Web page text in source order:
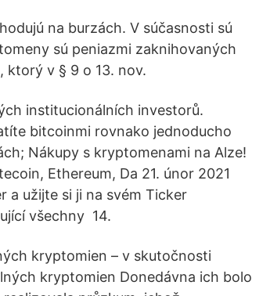
na burzách. V súčasnosti sú
sú peniazmi zaknihovaných
ktorý v § 9 o 13. nov.
institucionálních investorů.
bitcoinmi rovnako jednoducho
Nákupy s kryptomenami na Alze!
Ethereum, Da 21. únor 2021
a užijte si ji na svém Ticker
všechny 14.
kryptomien – v skutočnosti
kryptomien Donedávna ich bolo